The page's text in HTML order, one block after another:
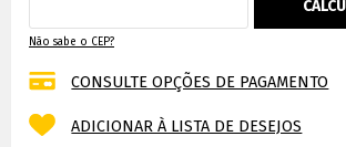
Não sabe o CEP?
CONSULTE OPÇÕES DE PAGAMENTO
ADICIONAR À LISTA DE DESEJOS